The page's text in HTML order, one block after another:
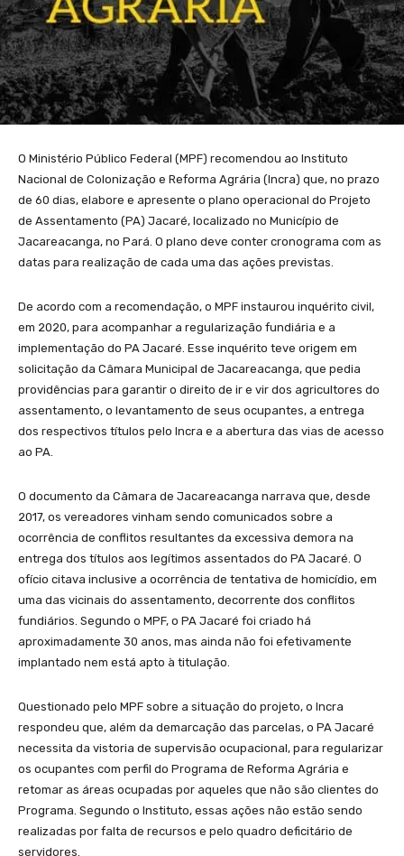
O Ministério Público Federal (MPF) recomendou ao Instituto
Nacional de Colonização e Reforma Agrária (Incra) que, no prazo
de 60 dias, elabore e apresente o plano operacional do Projeto
de Assentamento (PA) Jacaré, localizado no Município de
Jacareacanga, no Pará. O plano deve conter cronograma com as
datas para realização de cada uma das ações previstas.
De acordo com a recomendação, o MPF instaurou inquérito civil,
em 2020, para acompanhar a regularização fundiária e a
implementação do PA Jacaré. Esse inquérito teve origem em
solicitação da Câmara Municipal de Jacareacanga, que pedia
providências para garantir o direito de ir e vir dos agricultores do
assentamento, o levantamento de seus ocupantes, a entrega
dos respectivos títulos pelo Incra e a abertura das vias de acesso
ao PA.
O documento da Câmara de Jacareacanga narrava que, desde
2017, os vereadores vinham sendo comunicados sobre a
ocorrência de conflitos resultantes da excessiva demora na
entrega dos títulos aos legítimos assentados do PA Jacaré. O
ofício citava inclusive a ocorrência de tentativa de homicídio, em
uma das vicinais do assentamento, decorrente dos conflitos
fundiários. Segundo o MPF, o PA Jacaré foi criado há
aproximadamente 30 anos, mas ainda não foi efetivamente
implantado nem está apto à titulação.
Questionado pelo MPF sobre a situação do projeto, o Incra
respondeu que, além da demarcação das parcelas, o PA Jacaré
necessita da vistoria de supervisão ocupacional, para regularizar
os ocupantes com perfil do Programa de Reforma Agrária e
retomar as áreas ocupadas por aqueles que não são clientes do
Programa. Segundo o Instituto, essas ações não estão sendo
realizadas por falta de recursos e pelo quadro deficitário de
servidores.